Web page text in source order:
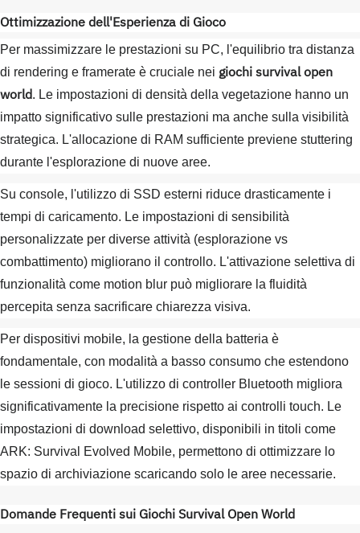
Ottimizzazione dell'Esperienza di Gioco
Per massimizzare le prestazioni su PC, l'equilibrio tra distanza
di rendering e framerate è cruciale nei giochi survival open
world. Le impostazioni di densità della vegetazione hanno un
impatto significativo sulle prestazioni ma anche sulla visibilità
strategica. L'allocazione di RAM sufficiente previene stuttering
durante l'esplorazione di nuove aree.
Su console, l'utilizzo di SSD esterni riduce drasticamente i
tempi di caricamento. Le impostazioni di sensibilità
personalizzate per diverse attività (esplorazione vs
combattimento) migliorano il controllo. L'attivazione selettiva di
funzionalità come motion blur può migliorare la fluidità
percepita senza sacrificare chiarezza visiva.
Per dispositivi mobile, la gestione della batteria è
fondamentale, con modalità a basso consumo che estendono
le sessioni di gioco. L'utilizzo di controller Bluetooth migliora
significativamente la precisione rispetto ai controlli touch. Le
impostazioni di download selettivo, disponibili in titoli come
ARK: Survival Evolved Mobile, permettono di ottimizzare lo
spazio di archiviazione scaricando solo le aree necessarie.
Domande Frequenti sui Giochi Survival Open World